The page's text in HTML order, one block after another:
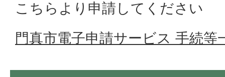
こちらより申請してください
門真市電子申請サービス 手続等